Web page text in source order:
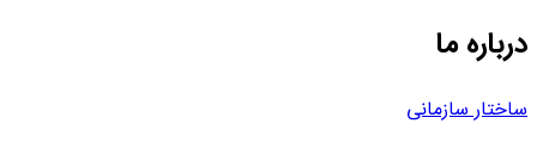
درباره ما
ساختار سازمانی